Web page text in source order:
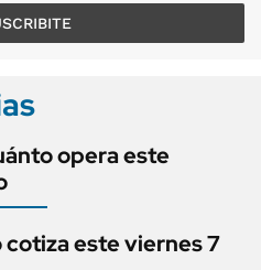
opera este
cotiza este viernes 7